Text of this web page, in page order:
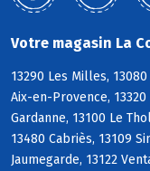
Votre magasin La
13290 Les Milles,
Aix-en-Provence,
Gardanne, 13100 Le
13480 Cabriès, 13109
Jaumegarde, 13122